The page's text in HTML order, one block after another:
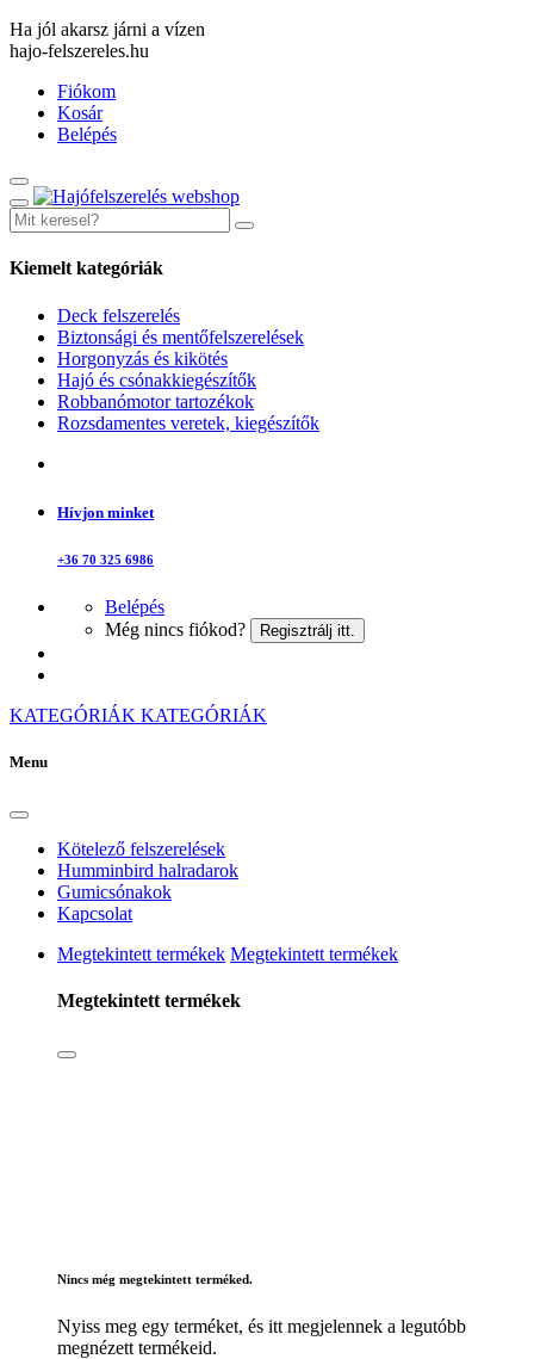
Ha jól akarsz járni a vízen
hajo-felszereles.hu
Fiókom
Kosár
Belépés
Kiemelt kategóriák
Deck felszerelés
Biztonsági és mentőfelszerelések
Horgonyzás és kikötés
Hajó és csónakkiegészítők
Robbanómotor tartozékok
Rozsdamentes veretek, kiegészítők
Hívjon minket
+36 70 325 6986
Belépés
Még nincs fiókod?
Regisztrálj itt.
KATEGÓRIÁK KATEGÓRIÁK
Menu
Kötelező felszerelések
Humminbird halradarok
Gumicsónakok
Kapcsolat
Megtekintett termékek Megtekintett termékek
Megtekintett termékek
Nincs még megtekintett terméked.
Nyiss meg egy terméket, és itt megjelennek a legutóbb
megnézett termékeid.